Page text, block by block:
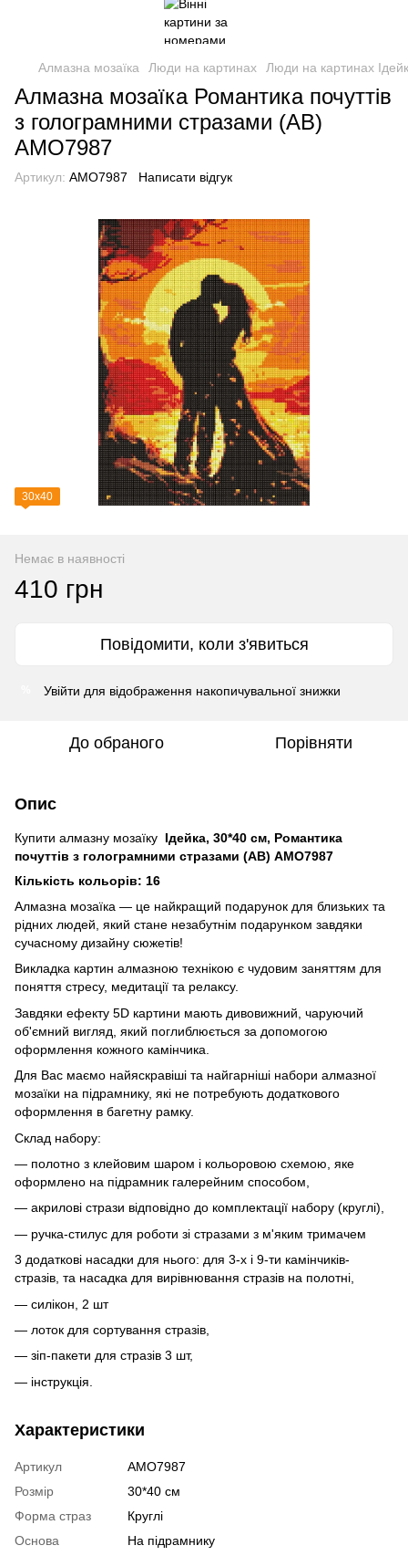
Алмазна мозаїка Люди на картинах Люди на картинах
Алмазна мозаїка Романтика почуттів
з голограмними стразами (AB)
AMO7987
Артикул: AMO7987 Написати відгук
30х40
Немає в наявності
410 грн
Повідомити, коли з'явиться
Увійти для відображення накопичувальної знижки
До обраного Порівняти
Опис
Купити алмазну мозаїку Ідейка, 30*40 см, Романтика
почуттів з голограмними стразами (AB) AMO7987
Кількість кольорів: 16
Алмазна мозаїка — це найкращий подарунок для близьких та
рідних людей, який стане незабутнім подарунком завдяки
сучасному дизайну сюжетів!
Викладка картин алмазною технікою є чудовим заняттям для
поняття стресу, медитації та релаксу.
Завдяки ефекту 5D картини мають дивовижний, чаруючий
об'ємний вигляд, який поглиблюється за допомогою
оформлення кожного камінчика.
Для Вас маємо найяскравіші та найгарніші набори алмазної
мозаїки на підрамнику, які не потребують додаткового
оформлення в багетну рамку.
Склад набору:
— полотно з клейовим шаром і кольоровою схемою, яке
оформлено на підрамник галерейним способом,
— акрилові стрази відповідно до комплектації набору (круглі),
— ручка-стилус для роботи зі стразами з м'яким тримачем
3 додаткові насадки для нього: для 3-х і 9-ти камінчиків-
стразів, та насадка для вирівнювання стразів на полотні,
— силікон, 2 шт
— лоток для сортування стразів,
— зіп-пакети для стразів 3 шт,
— інструкція.
Характеристики
Артикул
AMO7987
Розмір
30*40 см
Форма страз
Круглі
Основа
На підрамнику